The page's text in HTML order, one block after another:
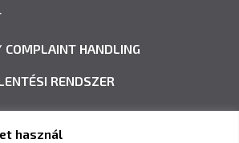
HANDLING
RENDSZER
használ